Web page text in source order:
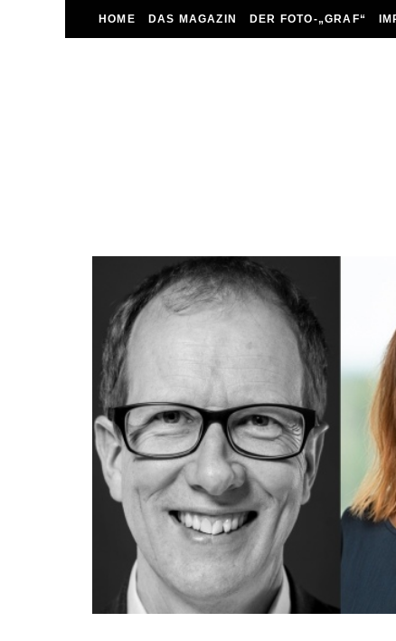
HOME DAS MAGAZIN DER FOTO-„GRAF“